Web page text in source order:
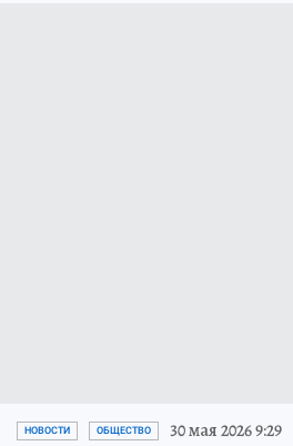
НОВОСТИ ОБЩЕСТВО 30 мая 2026 9:29